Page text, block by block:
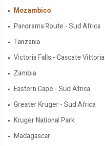
Mozambico
Panorama Route - Sud Africa
Tanzania
Victoria Falls - Cascate Vittoria
Zambia
Eastern Cape - Sud Africa
Greater Kruger - Sud Africa
Kruger National Park
Madagascar